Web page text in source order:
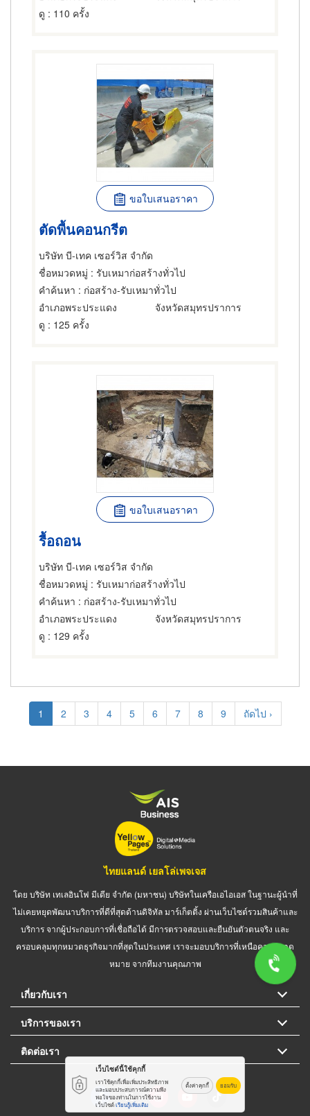
ดู : 110 ครั้ง
ขอใบเสนอราคา
ตัดพื้นคอนกรีต
บริษัท บี-เทค เซอร์วิส จำกัด
ชื่อหมวดหมู่ : รับเหมาก่อสร้างทั่วไป
คำค้นหา : ก่อสร้าง-รับเหมาทั่วไป
อำเภอพระประแดง
จังหวัดสมุทรปราการ
ดู : 125 ครั้ง
ขอใบเสนอราคา
รื้อถอน
บริษัท บี-เทค เซอร์วิส จำกัด
ชื่อหมวดหมู่ : รับเหมาก่อสร้างทั่วไป
คำค้นหา : ก่อสร้าง-รับเหมาทั่วไป
อำเภอพระประแดง
จังหวัดสมุทรปราการ
ดู : 129 ครั้ง
Pagination
Current
page
1 Page
2 Page
3 Page
4 Page
5 Page
6 Page
7 Page
8 Page
9
Next
page
ถัดไป ›
ไทยแลนด์ เยลโล่เพจเจส
โดย บริษัท เทเลอินโฟ มีเดีย จำกัด (มหาชน) บริษัทในเครือเอไอเอส ในฐานะผู้นำที่
ไม่เคยหยุดพัฒนาบริการที่ดีที่สุดด้านดิจิทัล มาร์เก็ตติ้ง ผ่านเว็บไซต์รวมสินค้าและ
บริการ จากผู้ประกอบการที่เชื่อถือได้ มีการตรวจสอบและยืนยันตัวตนจริง และ
ครอบคลุมทุกหมวดธุรกิจมากที่สุดในประเทศ เราจะมอบบริการที่เหนือความคาด
หมาย จากทีมงานคุณภาพ
เกี่ยวกับเรา
บริการของเรา
ติดต่อเรา
เว็บไซต์นี้ใช้คุกกี้
เราใช้คุกกี้เพื่อเพิ่มประสิทธิภาพ
และมอบประสบการณ์ความพึง
พอใจของท่านในการใช้งาน
เว็บไซต์เรียนรู้เพิ่มเติม
ตั้งค่าคุกกี้ ยอมรับ